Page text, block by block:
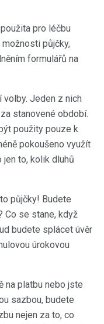
pro léčbu
půjčky,
formulářů na
volby. Jeden z nich
stanovené období.
použity pouze k
pokoušeno využít
jen to, kolik dluhů
půjčky! Budete
Co se stane, když
budete splácet úvěr
úrokovou
na platbu nebo jste
sazbou, budete
nejen za to, co